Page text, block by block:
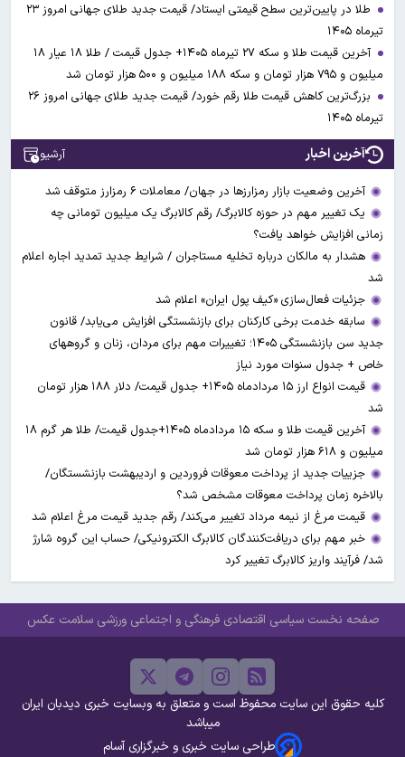
طلا در پایین‌ترین سطح قیمتی ایستاد/ قیمت جدید طلای جهانی امروز ۲۳
تیرماه ۱۴۰۵
آخرین قیمت طلا و سکه ۲۷ تیرماه ۱۴۰۵+ جدول قیمت / طلا ۱۸ عیار ۱۸
میلیون و ۷۹۵ هزار تومان و سکه ۱۸۸ میلیون و ۵۰۰ هزار تومان شد
بزرگ‌ترین کاهش قیمت طلا رقم خورد/ قیمت جدید طلای جهانی امروز ۲۶
تیرماه ۱۴۰۵
آخرین اخبار آرشیو
آخرین وضعیت بازار رمزارزها در جهان/ معاملات ۶ رمزارز متوقف شد
یک تغییر مهم در حوزه کالابرگ/ رقم کالابرگ یک میلیون تومانی چه
زمانی افزایش خواهد یافت؟
هشدار به مالکان درباره تخلیه مستاجران / شرایط جدید تمدید اجاره اعلام
شد
جزئیات فعال‌سازی «کیف پول ایران» اعلام شد
سابقه خدمت برخی کارکنان برای بازنشستگی افزایش می‌یابد/ قانون
جدید سن بازنشستگی ۱۴۰۵؛ تغییرات مهم برای مردان، زنان و گروههای
خاص + جدول سنوات مورد نیاز
قیمت انواع ارز ۱۵ مردادماه ۱۴۰۵+ جدول قیمت/ دلار ۱۸۸ هزار تومان
شد
آخرین قیمت طلا و سکه ۱۵ مردادماه ۱۴۰۵+جدول قیمت/ طلا هر گرم ۱۸
میلیون و ۶۱۸ هزار تومان شد
جزییات جدید از پرداخت معوقات فروردین و اردیبهشت بازنشستگان/
بالاخره زمان پرداخت معوقات مشخص شد؟
قیمت مرغ از نیمه مرداد تغییر می‌کند/ رقم جدید قیمت مرغ اعلام شد
خبر مهم برای دریافت‌کنندگان کالابرگ الکترونیکی/ حساب این گروه شارژ
شد/ فرآیند واریز کالابرگ تغییر کرد
صفحه نخست سیاسی اقتصادی فرهنگی و اجتماعی ورزشی سلامت عکس
کلیه حقوق این سایت محفوظ است و متعلق به وبسایت خبری دیدبان ایران
میباشد
طراحی سایت خبری و خبرگزاری آسام